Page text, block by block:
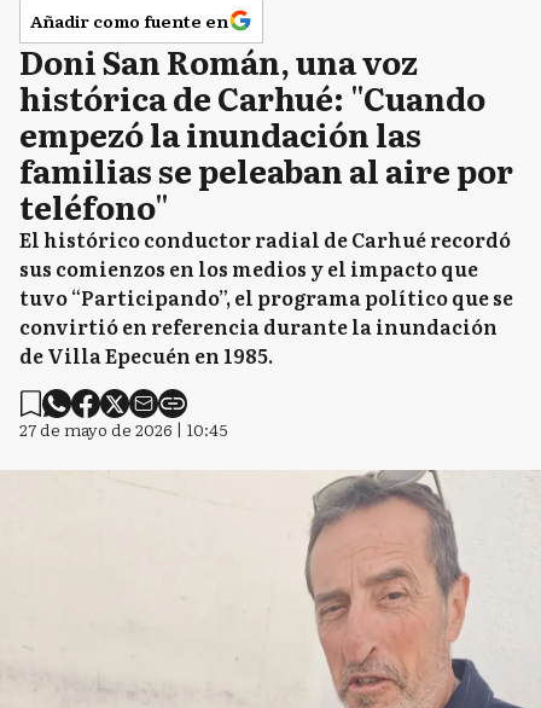
Añadir como fuente en
Doni San Román, una voz
histórica de Carhué: "Cuando
empezó la inundación las
familias se peleaban al aire por
teléfono"
El histórico conductor radial de Carhué recordó
sus comienzos en los medios y el impacto que
tuvo “Participando”, el programa político que se
convirtió en referencia durante la inundación
de Villa Epecuén en 1985.
27 de mayo de 2026 | 10:45